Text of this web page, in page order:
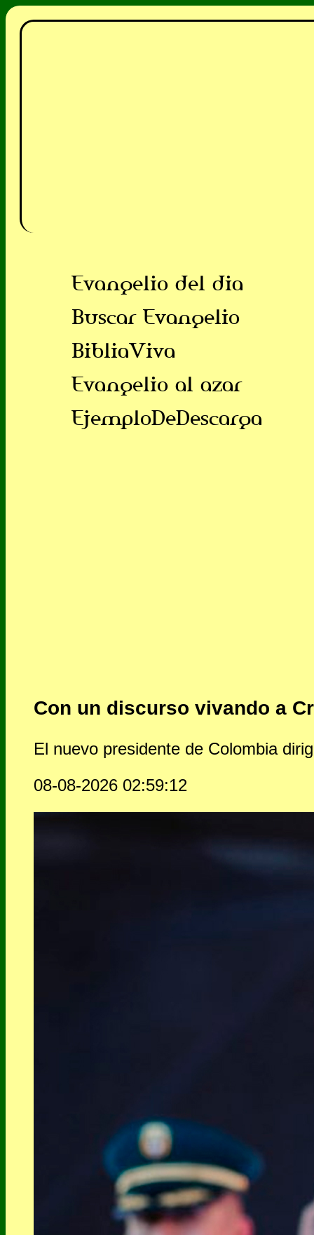
Evangelio del dia
Buscar Evangelio
BibliaViva
Evangelio al azar
EjemploDeDescarga
Con un discurso vivando a
El nuevo presidente de Colombia
08-08-2026 02:59:12